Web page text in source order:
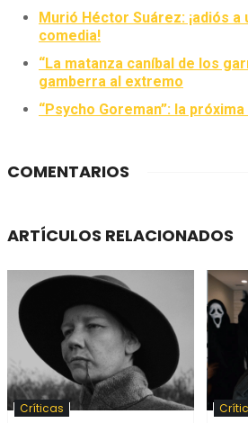
Murió Héctor Suárez: ¡adiós a
comedia!
“La matanza caníbal de los
gamberra al extremo
“Psycho Goreman”: la próxima
COMENTARIOS
ARTÍCULOS RELACIONADOS
Críticas